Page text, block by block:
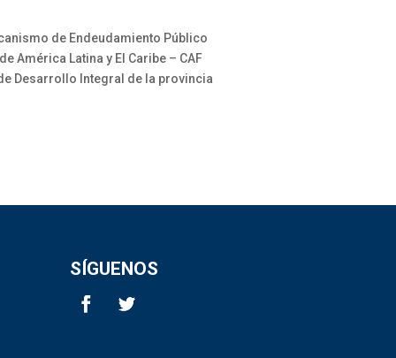
de Endeudamiento Público
América Latina y El Caribe – CAF
Desarrollo Integral de la provincia
SÍGUENOS